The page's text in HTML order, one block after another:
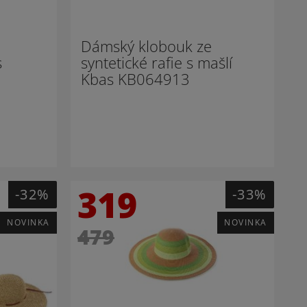
Dámský klobouk ze
syntetické rafie s mašlí
Kbas KB064913
-32%
NOVINKA 319
479
-33%
NOVINKA